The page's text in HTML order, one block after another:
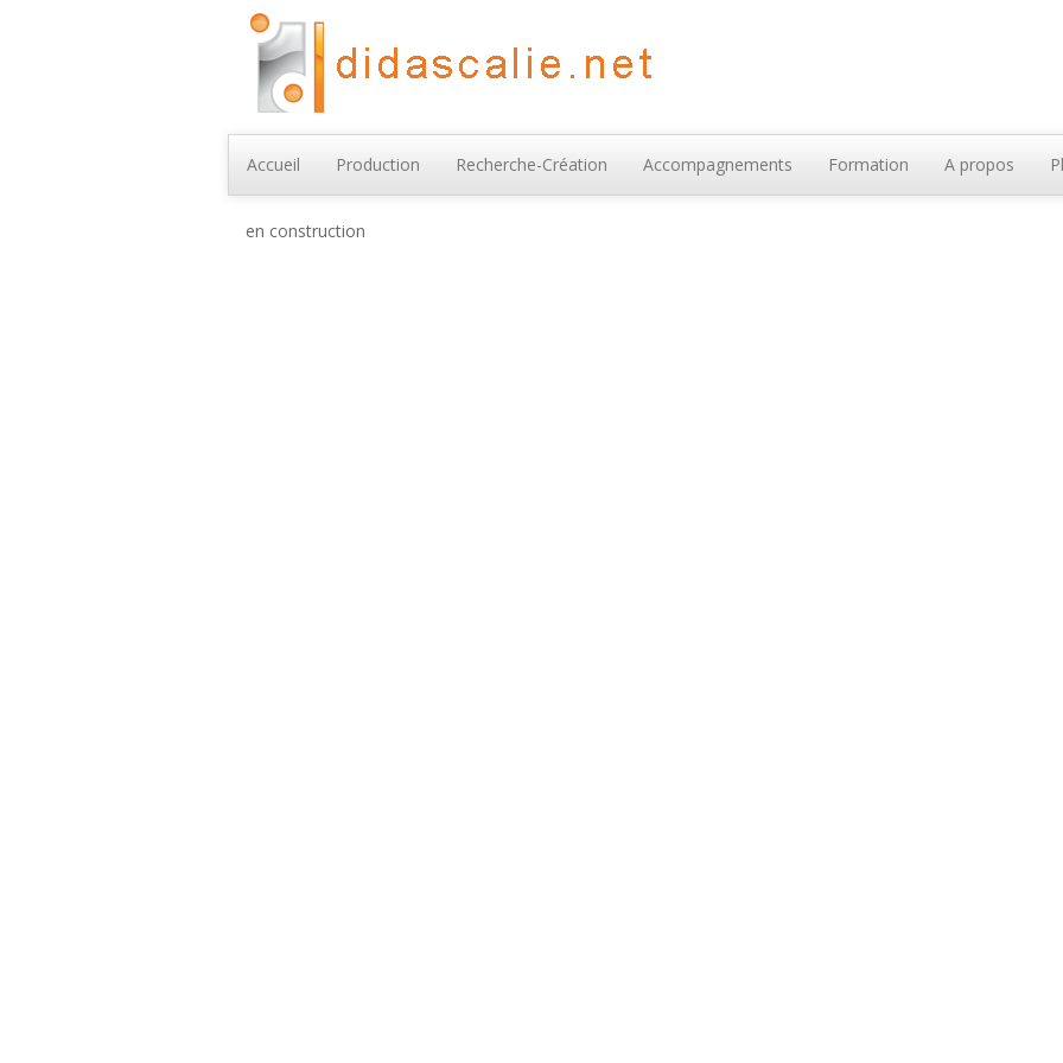
Accueil Production Recherche-Création Accompagnements Formation A propos
en construction